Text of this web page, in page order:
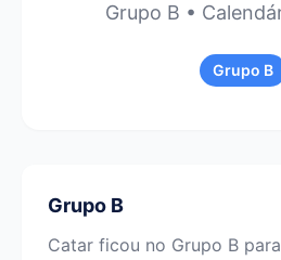
Grupo B •
Grupo B
Grupo B
Catar ficou no Grupo B